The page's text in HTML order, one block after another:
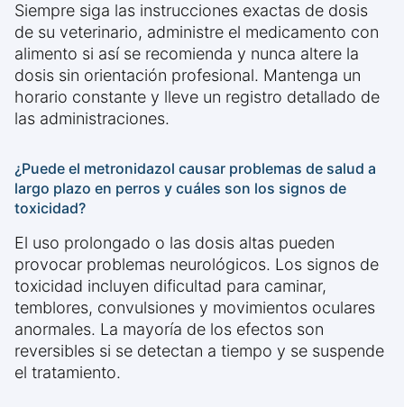
Siempre siga las instrucciones exactas de dosis
de su veterinario, administre el medicamento con
alimento si así se recomienda y nunca altere la
dosis sin orientación profesional. Mantenga un
horario constante y lleve un registro detallado de
las administraciones.
¿Puede el metronidazol causar problemas de salud a
largo plazo en perros y cuáles son los signos de
toxicidad?
El uso prolongado o las dosis altas pueden
provocar problemas neurológicos. Los signos de
toxicidad incluyen dificultad para caminar,
temblores, convulsiones y movimientos oculares
anormales. La mayoría de los efectos son
reversibles si se detectan a tiempo y se suspende
el tratamiento.